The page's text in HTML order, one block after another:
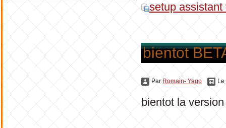
setup assistant
bientot
ParRomain- Yago Le
bientot la